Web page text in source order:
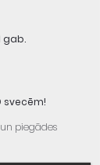
gab.
svecēm!
piegādes